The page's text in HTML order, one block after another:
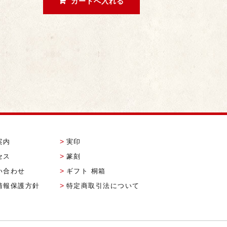
内
ス
合わせ
報保護方針
実印
篆刻
ギフト 桐箱
特定商取引法について